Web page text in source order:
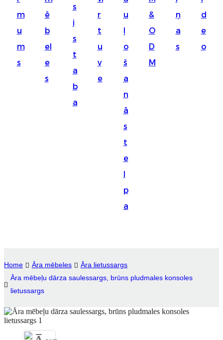
lietuvių
svenska
Eesti
Pilipino
m
u
m
s
ē
b
el
e
s
s
i
s
t
a
b
a
r
t
u
v
e
u
ļ
o
š
a
n
ā
s
t
e
l
p
a
&
O
D
M
ņ
a
s
d
e
o
Home Āra mēbeles
Āra lietussargs
Āra mēbeļu dārza saulessargs, brūns pludmales konsoles
lietussargs